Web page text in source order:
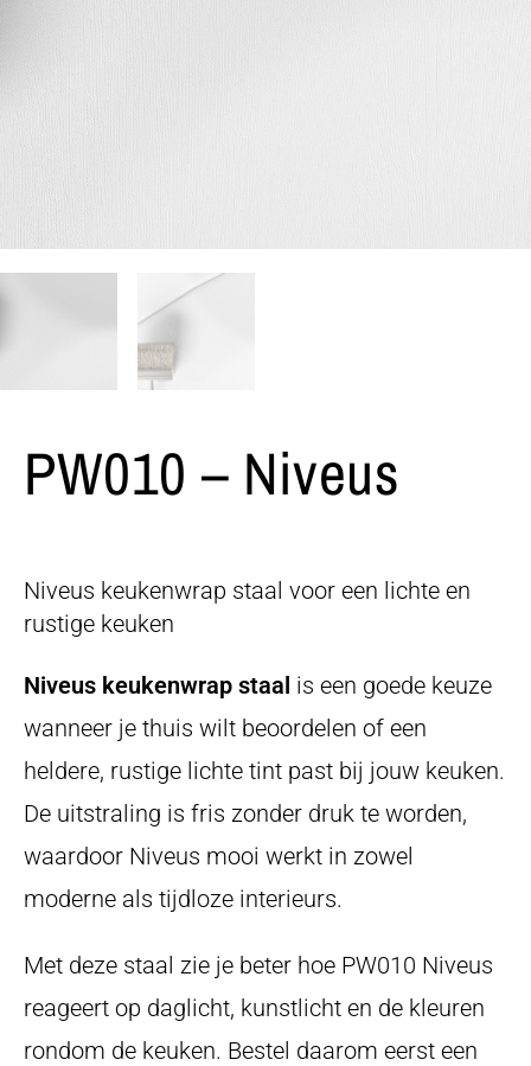
PW010 – Niveus
Niveus keukenwrap staal voor een lichte en
rustige keuken
Niveus keukenwrap staal is een goede keuze
wanneer je thuis wilt beoordelen of een
heldere, rustige lichte tint past bij jouw keuken.
De uitstraling is fris zonder druk te worden,
waardoor Niveus mooi werkt in zowel
moderne als tijdloze interieurs.
Met deze staal zie je beter hoe PW010 Niveus
reageert op daglicht, kunstlicht en de kleuren
rondom de keuken. Bestel daarom eerst een